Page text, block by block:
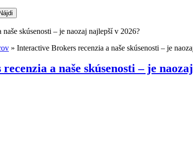
» Interactive Brokers recenzia a naše skúsenosti – je
a naše skúsenosti – je